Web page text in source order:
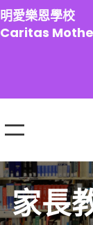
跳
至
主
明愛樂恩學校
Caritas
家長